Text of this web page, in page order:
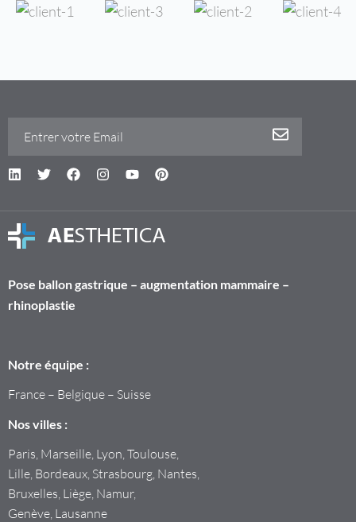
Pose ballon gastrique – augmentation mammaire –
rhinoplastie
Notre équipe :
France – Belgique – Suisse
Nos villes :
Paris, Marseille, Lyon, Toulouse,
Lille, Bordeaux, Strasbourg, Nantes,
Bruxelles, Liège, Namur,
Genève, Lausanne